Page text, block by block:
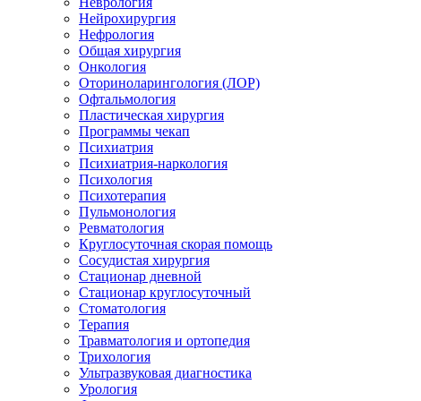
Нейрохирургия
Нефрология
Общая хирургия
Онкология
Оториноларингология (ЛОР)
Офтальмология
Пластическая хирургия
Программы чекап
Психиатрия
Психиатрия-наркология
Психология
Психотерапия
Пульмонология
Ревматология
Круглосуточная скорая помощь
Сосудистая хирургия
Стационар дневной
Стационар круглосуточный
Стоматология
Терапия
Травматология и ортопедия
Трихология
Ультразвуковая диагностика
Урология